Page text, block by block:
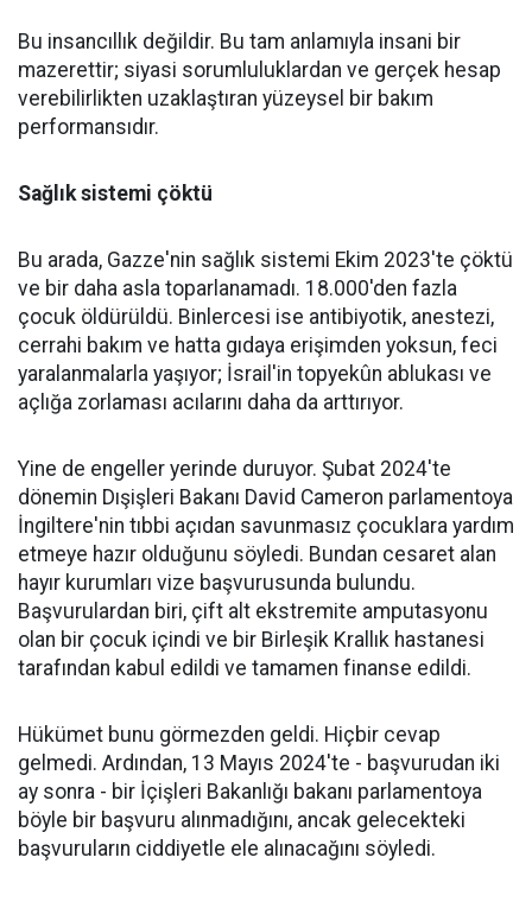
Bu insancıllık değildir. Bu tam anlamıyla insani bir
mazerettir; siyasi sorumluluklardan ve gerçek hesap
verebilirlikten uzaklaştıran yüzeysel bir bakım
performansıdır.
Sağlık sistemi çöktü
Bu arada, Gazze'nin sağlık sistemi Ekim 2023'te çöktü
ve bir daha asla toparlanamadı. 18.000'den fazla
çocuk öldürüldü. Binlercesi ise antibiyotik, anestezi,
cerrahi bakım ve hatta gıdaya erişimden yoksun, feci
yaralanmalarla yaşıyor; İsrail'in topyekûn ablukası ve
açlığa zorlaması acılarını daha da arttırıyor.
Yine de engeller yerinde duruyor. Şubat 2024'te
dönemin Dışişleri Bakanı David Cameron parlamentoya
İngiltere'nin tıbbi açıdan savunmasız çocuklara yardım
etmeye hazır olduğunu söyledi. Bundan cesaret alan
hayır kurumları vize başvurusunda bulundu.
Başvurulardan biri, çift alt ekstremite amputasyonu
olan bir çocuk içindi ve bir Birleşik Krallık hastanesi
tarafından kabul edildi ve tamamen finanse edildi.
Hükümet bunu görmezden geldi. Hiçbir cevap
gelmedi. Ardından, 13 Mayıs 2024'te - başvurudan iki
ay sonra - bir İçişleri Bakanlığı bakanı parlamentoya
böyle bir başvuru alınmadığını, ancak gelecekteki
başvuruların ciddiyetle ele alınacağını söyledi.